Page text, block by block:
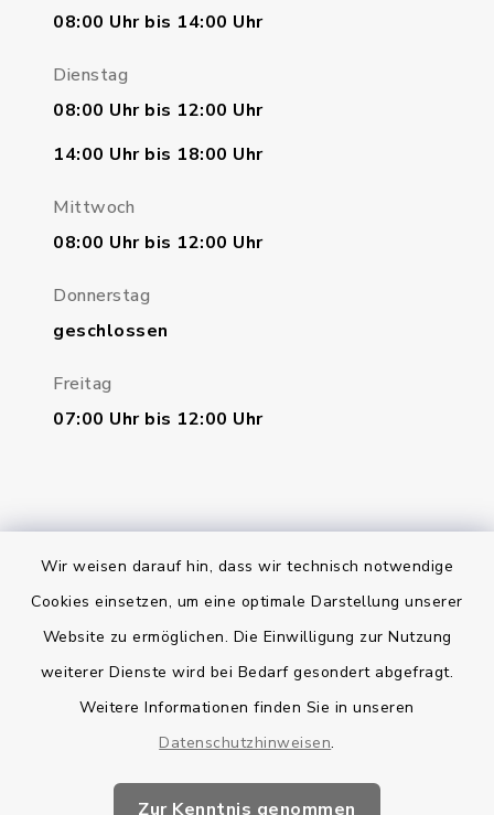
Wir weisen darauf hin, dass wir technisch notwendige
Cookies einsetzen, um eine optimale Darstellung unserer
Website zu ermöglichen. Die Einwilligung zur Nutzung
weiterer Dienste wird bei Bedarf gesondert abgefragt.
Weitere Informationen finden Sie in unseren
Datenschutzhinweisen.
Zur Kenntnis genommen
08:00 Uhr bis 14:00 Uhr
Dienstag
08:00 Uhr bis 12:00 Uhr
14:00 Uhr bis 18:00 Uhr
Mittwoch
08:00 Uhr bis 12:00 Uhr
Donnerstag
geschlossen
Freitag
07:00 Uhr bis 12:00 Uhr
Bankverbindung
Barrierefreiheit